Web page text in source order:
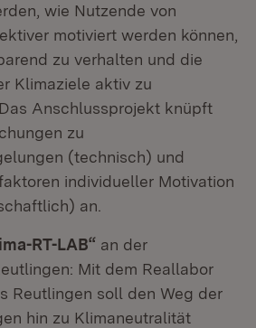
wie Nutzende von
motiviert werden können,
zu verhalten und die
Klimaziele aktiv zu
Anschlussprojekt knüpft
zu
(technisch) und
individueller Motivation
an.
RT-LAB“ an der
Mit dem Reallabor
Reutlingen soll den Weg der
hin zu Klimaneutralität